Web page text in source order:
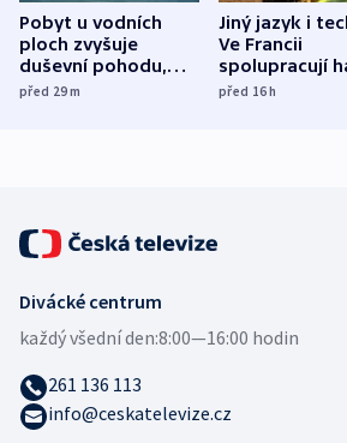
Pobyt u vodních
ploch zvyšuje
duševní pohodu,
ukázala
před 29m
Jiný jazyk i
Ve Francii
spolupracují
různých zemí
před 16h
Divácké centrum
každý všední den:8:00—16:00 hodin
261 136 113
info@ceskatelevize.cz